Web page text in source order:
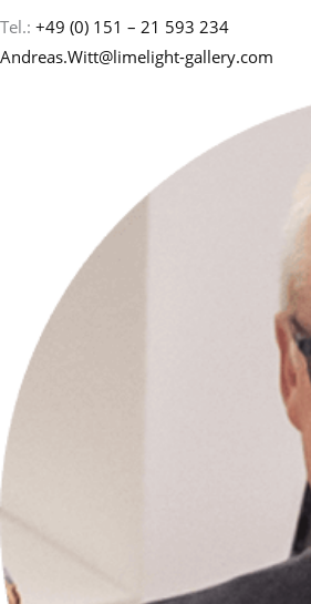
Tel.: +49 (0) 151 – 21 593 234
Andreas.Witt@limelight-gallery.com